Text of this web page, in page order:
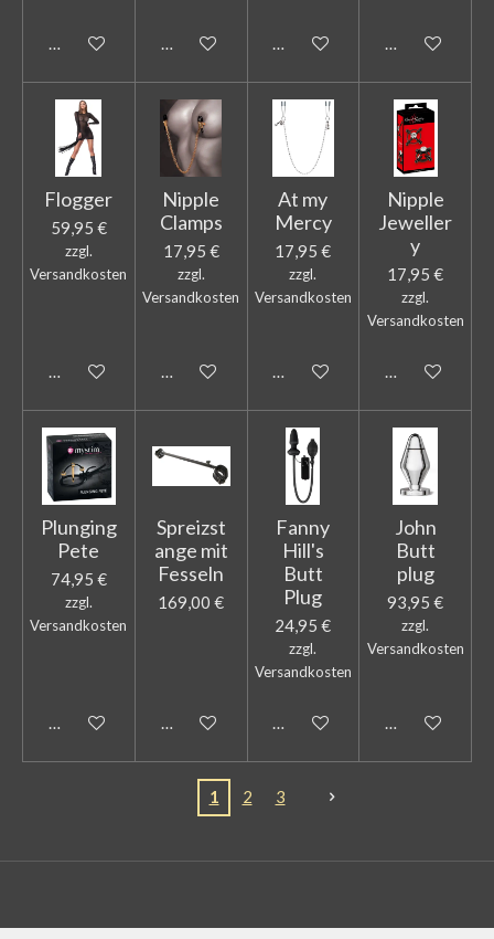
In den WarenkorbIn den WarenkorbIn den WarenkorbIn den
Flogger
59,95 €
zzgl.
Versandkosten
In den Warenkorb
Nipple
Clamps
17,95 €
zzgl.
Versandkosten
In den Warenkorb
At my
Mercy
17,95 €
zzgl.
Versandkosten
In den Warenkorb
Nipple
Jeweller
y
17,95 €
zzgl.
Versandkosten
In den
Plunging
Pete
74,95 €
zzgl.
Versandkosten
In den Warenkorb
Spreizst
ange mit
Fesseln
169,00 €
In den Warenkorb
Fanny
Hill's
Butt
Plug
24,95 €
zzgl.
Versandkosten
In den Warenkorb
John
Butt
plug
93,95 €
zzgl.
Versandkosten
In den
1 2 3